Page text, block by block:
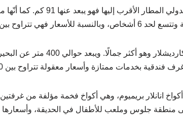
الدولي المطار الأقرب
تتراوح بين 140 إلى 380 دولار.
وبقربها يوجد فندق أنان
بخدمات ممتازة وأسعار معقولة تتراوح بين 40 إلى 100 دولار لشخصين.
أكواخ انانلار بريميوم، وهي أكواخ فخمة مؤلفة من
منطقة جلوس وملعب للأطفال في الحديقة،